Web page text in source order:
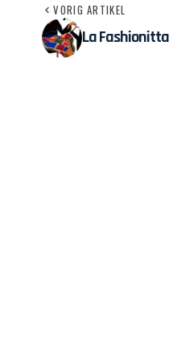
VORIG ARTIKEL
La Fashionitta